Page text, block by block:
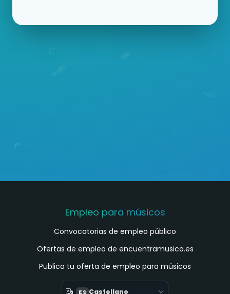
Empleo para músicos
Convocatorias de empleo público
Ofertas de empleo de encuentramusico.es
Publica tu oferta de empleo para músicos
ES Castellano